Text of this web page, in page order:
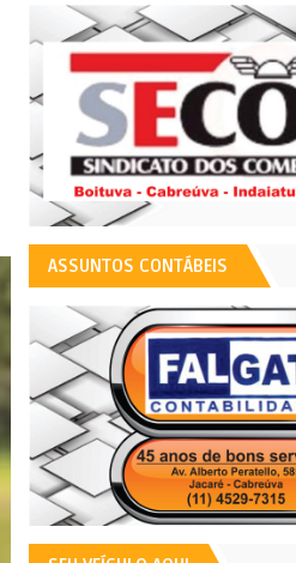
ASSUNTOS CONTÁBEIS